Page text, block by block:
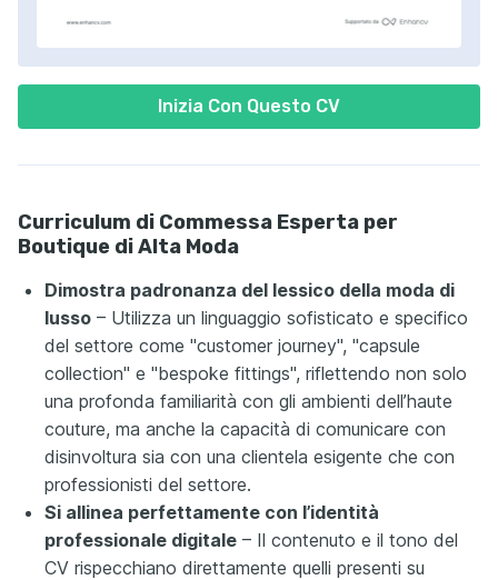
Inizia Con Questo CV
Curriculum di Commessa Esperta per
Boutique di Alta Moda
Dimostra padronanza del lessico della moda di
lusso – Utilizza un linguaggio sofisticato e specifico
del settore come "customer journey", "capsule
collection" e "bespoke fittings", riflettendo non solo
una profonda familiarità con gli ambienti dell’haute
couture, ma anche la capacità di comunicare con
disinvoltura sia con una clientela esigente che con
professionisti del settore.
Si allinea perfettamente con l’identità
professionale digitale – Il contenuto e il tono del
CV rispecchiano direttamente quelli presenti su